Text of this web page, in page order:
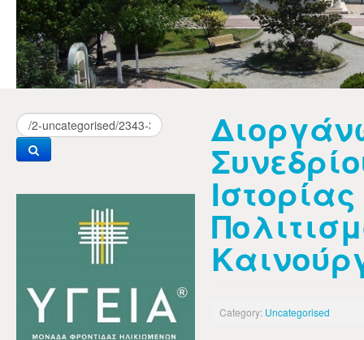
Category: Uncategorised